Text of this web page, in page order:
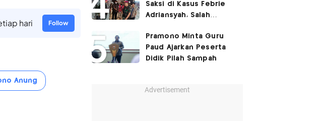
hari Follow
Anung
Saksi di Kasus Febrie
Adriansyah, Salah
Pramono Minta Guru
Paud Ajarkan Peserta
Didik Pilah Sampah
Advertisement